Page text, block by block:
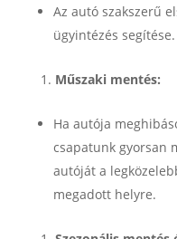
Az autó szakszerű
ügyintézés segítése.
Műszaki mentés:
Ha autója
csapatunk gyorsan
autóját a
megadott helyre.